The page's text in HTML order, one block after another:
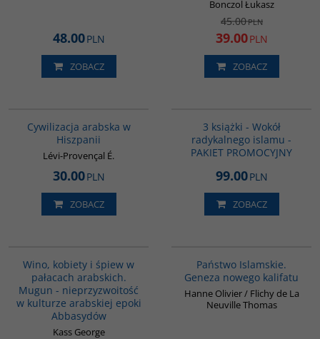
48.00PLN
ZOBACZ
Bonczol Łukasz
45.00PLN
39.00PLN
ZOBACZ
Cywilizacja arabska w
Hiszpanii
Lévi-Provençal É.
30.00PLN
ZOBACZ
3 książki - Wokół
radykalnego islamu -
PAKIET PROMOCYJNY
99.00PLN
ZOBACZ
Wino, kobiety i śpiew w
pałacach arabskich.
Mugun - nieprzyzwoitość
w kulturze arabskiej epoki
Abbasydów
Kass George
Państwo Islamskie.
Geneza nowego kalifatu
Hanne Olivier / Flichy de La
Neuville Thomas